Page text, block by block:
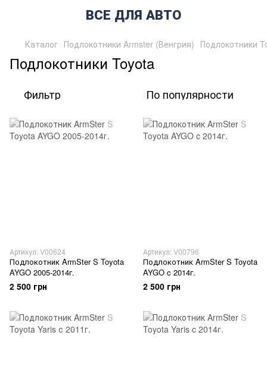
ВСЕ ДЛЯ АВТО
Каталог Подлокотники Armster (Венгрия) Подлокотники
Подлокотники Toyota
Фильтр По популярности
Артикул: V00624
Подлокотник ArmSter S Toyota
AYGO 2005-2014г.
2 500 грн
Артикул: V00796
Подлокотник ArmSter S Toyota
AYGO c 2014г.
2 500 грн